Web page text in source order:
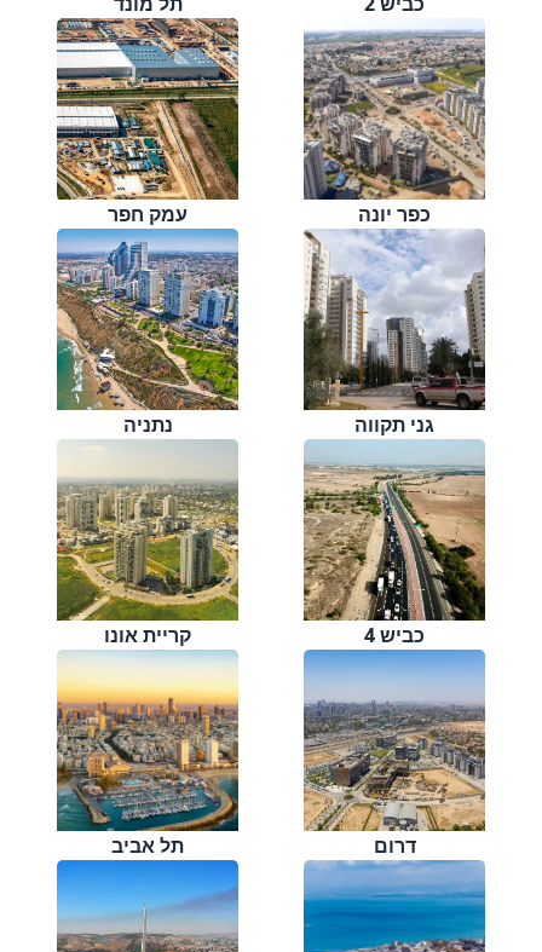
עמק חפר כפר יונה
נתניה גני תקווה
קריית אונו כביש 4
תל אביב דרום